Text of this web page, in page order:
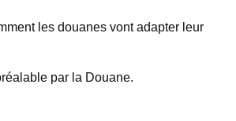
les douanes vont adapter leur
par la Douane.